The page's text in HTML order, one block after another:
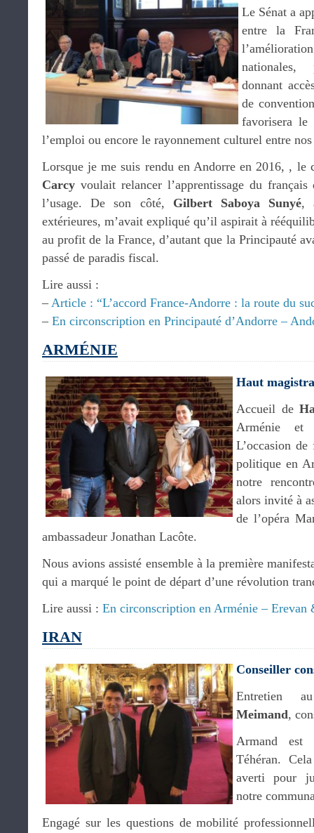
Le Sénat a
entre la
nationales,
donnant
de
favorisera le
l’emploi ou encore le rayonnement culturel entre
Lorsque je me suis rendu en Andorre en 2016, , le
Carcy voulait relancer l’apprentissage du
l’usage. De son côté, Gilbert Saboya Sunyé,
extérieures, m’avait expliqué qu’il aspirait à
au profit de la France, d’autant que la Principauté
passé de paradis fiscal.
Lire aussi :
– Article : “L’accord France-Andorre : la route du
– En circonscription en Principauté d’Andorre –
ARMÉNIE
Haut
Accueil de
Arménie
L’occasion
politique en
notre
alors invité à
de l’opéra
ambassadeur Jonathan Lacôte.
Nous avions assisté ensemble à la première
qui a marqué le point de départ d’une révolution
Lire aussi : En circonscription en Arménie –
IRAN
Conseiller
Entretien
Meimand,
Armand est
Téhéran.
averti pour
notre
Engagé sur les questions de mobilité